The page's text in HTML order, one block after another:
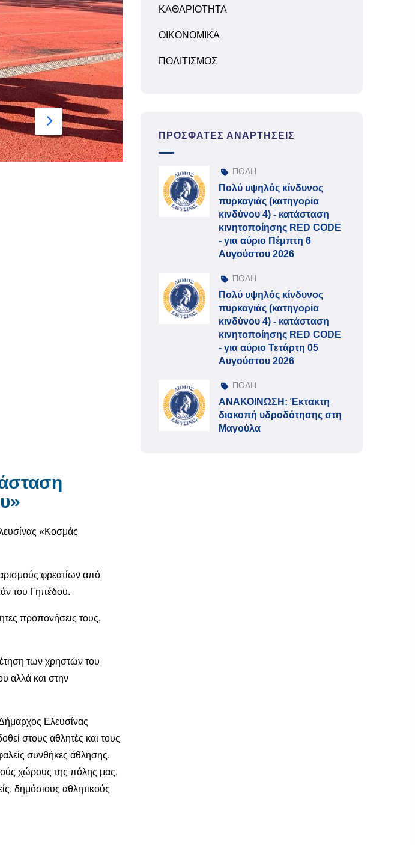
«Κοσμάς
φρεατίων από
του Γηπέδου.
προπονήσεις τους,
των χρηστών του
αλλά και στην
Ελευσίνας
στους αθλητές και τους
συνθήκες άθλησης.
χώρους της πόλης μας,
δημόσιους αθλητικούς
ΚΑΘΑΡΙΟΤΗΤΑ
ΟΙΚΟΝΟΜΙΚΑ
ΠΟΛΙΤΙΣΜΟΣ
ΠΡΌΣΦΑΤΕΣ ΑΝΑΡΤΉΣΕΙΣ
ΠΟΛΗ
Πολύ υψηλός κίνδυνος
πυρκαγιάς (κατηγορία
κινδύνου 4) - κατάσταση
κινητοποίησης RED CODE
- για αύριο Πέμπτη 6
Αυγούστου 2026
ΠΟΛΗ
Πολύ υψηλός κίνδυνος
πυρκαγιάς (κατηγορία
κινδύνου 4) - κατάσταση
κινητοποίησης RED CODE
- για αύριο Τετάρτη 05
Αυγούστου 2026
ΠΟΛΗ
ΑΝΑΚΟΙΝΩΣΗ: Έκτακτη
διακοπή υδροδότησης στη
Μαγούλα